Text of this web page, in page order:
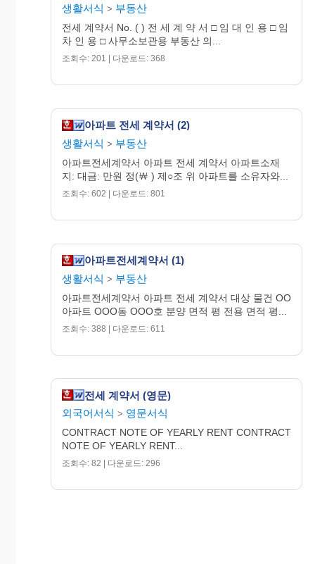
생활서식 > 부동산
전세 계약서 No. ( ) 전 세 계 약 서 □ 임 대 인 용 □ 임
차 인 용 □ 사무소보관용 부동산 의...
조회수: 201 | 다운로드: 368
아파트 전세 계약서 (2)
생활서식 > 부동산
아파트전세계약서 아파트 전세 계약서 아파트소재
지: 대금: 만원 정(￦ ) 제○조 위 아파트를 소유자와...
조회수: 602 | 다운로드: 801
아파트전세계약서 (1)
생활서식 > 부동산
아파트전세계약서 아파트 전세 계약서 대상 물건 OO
아파트 OOO동 OOO호 분양 면적 평 전용 면적 평...
조회수: 388 | 다운로드: 611
전세 계약서 (영문)
외국어서식 > 영문서식
CONTRACT NOTE OF YEARLY RENT CONTRACT
NOTE OF YEARLY RENT...
조회수: 82 | 다운로드: 296